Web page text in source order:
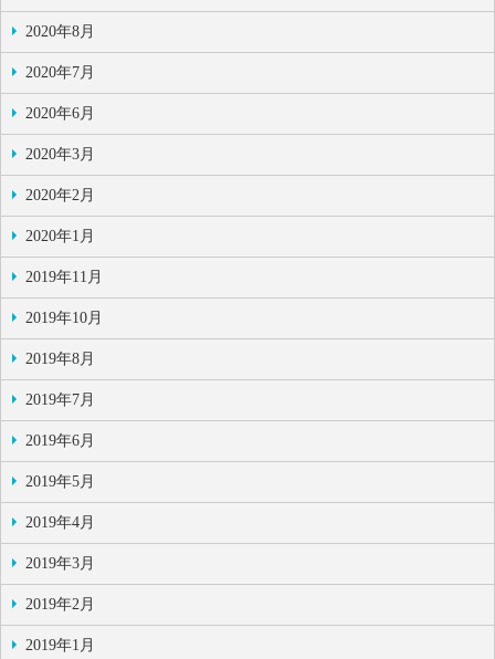
2020年8月
2020年7月
2020年6月
2020年3月
2020年2月
2020年1月
2019年11月
2019年10月
2019年8月
2019年7月
2019年6月
2019年5月
2019年4月
2019年3月
2019年2月
2019年1月